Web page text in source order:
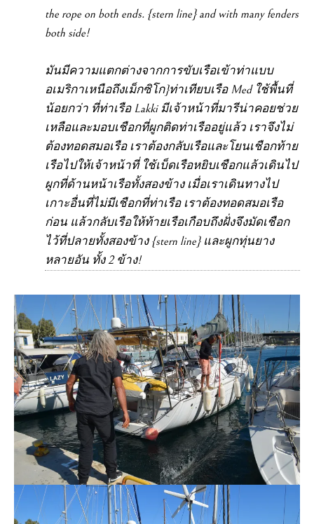
the rope on both ends. {stern line} and with many fenders
both side!
มันมีความแตกต่างจากการขับเรือเข้าท่าแบบ
อเมริกาเหนือถึงเม็กซิโก}ท่าเทียบเรือ Med ใช้พื้นที่
น้อยกว่า ที่ท่าเรือ Lakki มีเจ้าหน้าที่มารีน่าคอยช่วย
เหลือและมอบเชือกที่ผูกติดท่าเรืออยู่แล้ว เราจึงไม่
ต้องทอดสมอเรือ เราต้องกลับเรือและโยนเชือกท้าย
เรือไปให้เจ้าหน้าที่ ใช้เบ็ดเรือหยิบเชือกแล้วเดินไป
ผูกที่ด้านหน้าเรือทั้งสองข้าง เมื่อเราเดินทางไป
เกาะอื่นที่ไม่มีเชือกที่ท่าเรือ เราต้องทอดสมอเรือ
ก่อน แล้วกลับเรือให้ท้ายเรือเกือบถึงฝั่งจึงมัดเชือก
ไว้ที่ปลายทั้งสองข้าง {stern line} และผูกทุ่นยาง
หลายอัน ทั้ง 2 ข้าง!